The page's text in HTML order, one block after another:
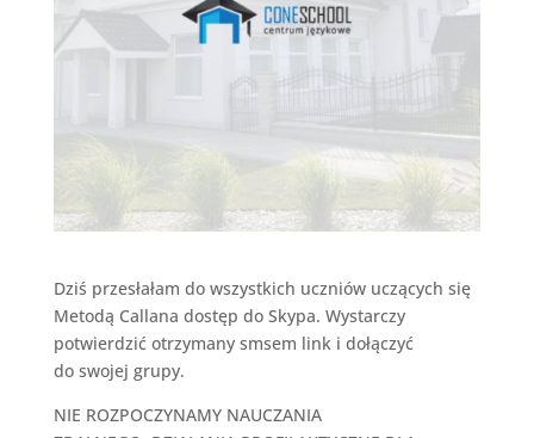
Dziś przesłałam do wszystkich uczniów uczących się
Metodą Callana dostęp do Skypa. Wystarczy
potwierdzić otrzymany smsem link i dołączyć
do swojej grupy.
NIE ROZPOCZYNAMY NAUCZANIA